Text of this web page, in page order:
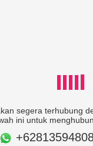
segera terhubung
ini untuk